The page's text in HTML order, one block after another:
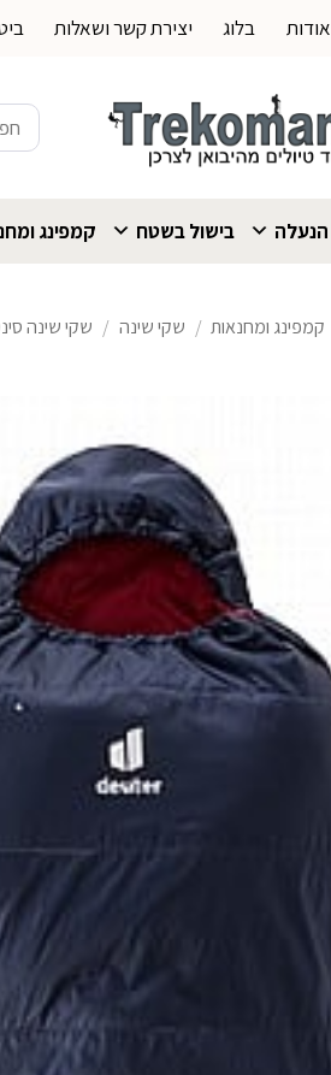
אודות בלוג יצירת קשר ושאלות
חיפוש
עבור:
הנעלה בישול בשטח קמפינג
קמפינג ומחנאות / שקי שינה / שקי שינה